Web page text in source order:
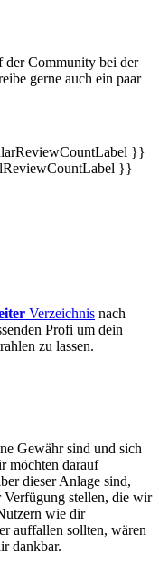
der Community bei der
gerne auch ein paar
}}
}}
Verzeichnis nach
Profi um dein
zu lassen.
Gewähr sind und sich
möchten darauf
dieser Anlage sind,
stellen, die wir
wie dir
auffallen sollten, wären
dankbar.